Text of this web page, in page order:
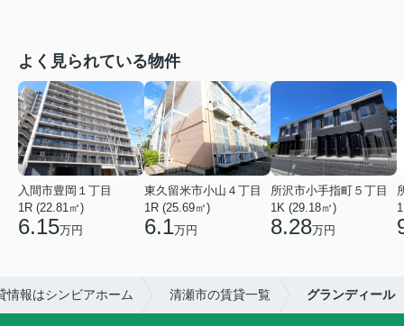
よく見られている物件
入間市豊岡１丁目
1R (22.81㎡)
6.15万円
東久留米市小山４丁目
1R (25.69㎡)
6.1万円
所沢市小手指町５丁目
1K (29.18㎡)
8.28万円
情報はシンビアホーム 清瀬市の賃貸一覧 グランディール